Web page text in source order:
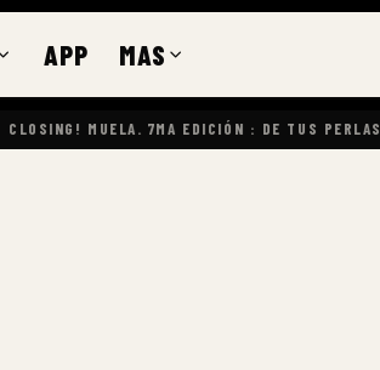
APP MAS
7MA EDICIÓN : DE TUS PERLAS A MIS PERLAS.